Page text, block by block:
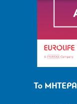
Το ΜΗΤΕΡΑ